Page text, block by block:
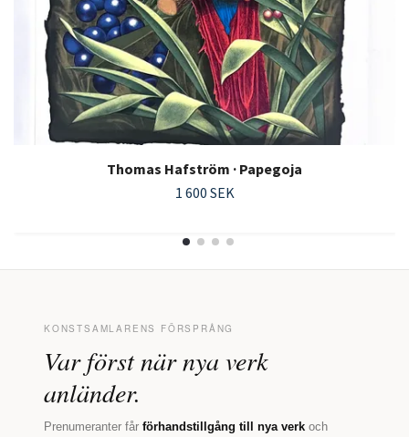
Thomas Hafström · Papegoja
1 600 SEK
KONSTSAMLARENS FÖRSPRÅNG
Var först när nya verk
anländer.
Prenumeranter får förhandstillgång till nya verk och